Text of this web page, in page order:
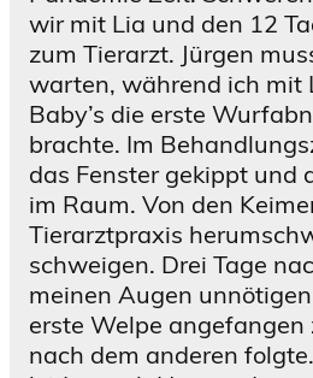
wir mit Lia und den 12
zum Tierarzt. Jürgen
warten, während ich mit
Baby’s die erste
brachte. Im
das Fenster gekippt und
im Raum. Von den
Tierarztpraxis
schweigen. Drei Tage
meinen Augen
erste Welpe angefangen
nach dem anderen